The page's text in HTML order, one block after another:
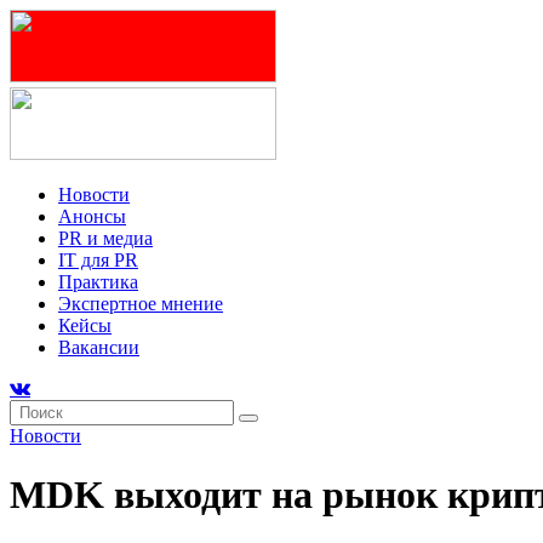
Новости
Анонсы
PR и медиа
IT для PR
Практика
Экспертное мнение
Кейсы
Вакансии
Новости
MDK выходит на рынок